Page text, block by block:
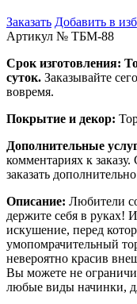
Заказать Добавить в
Артикул № ТБМ-88
Срок изготовления:
суток. Заказывайте
вовремя.
Покрытие и декор:
Дополнительные
комментариях к
заказать
Описание: Любители
держите себя в руках!
искушение, перед
умопомрачительный
невероятно красив
Вы можете не
любые виды начинки,